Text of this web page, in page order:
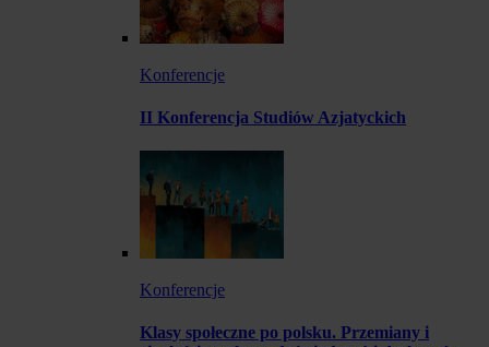
Konferencje
II Konferencja Studiów Azjatyckich
Konferencje
Klasy społeczne po polsku. Przemiany i